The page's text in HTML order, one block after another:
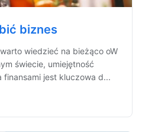
biznes
wiedzieć na bieżąco oW
świecie, umiejętność
jest kluczowa d...